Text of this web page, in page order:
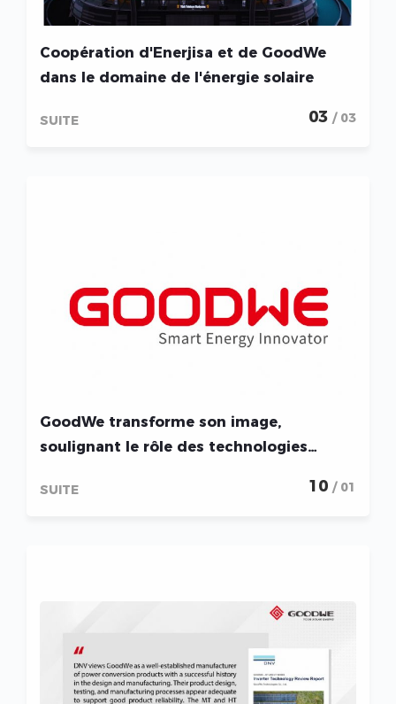
Coopération d'Enerjisa et de GoodWe
dans le domaine de l'énergie solaire
SUITE 03 / 03
GoodWe transforme son image,
soulignant le rôle des technologies
énergétique
SUITE 10 / 01